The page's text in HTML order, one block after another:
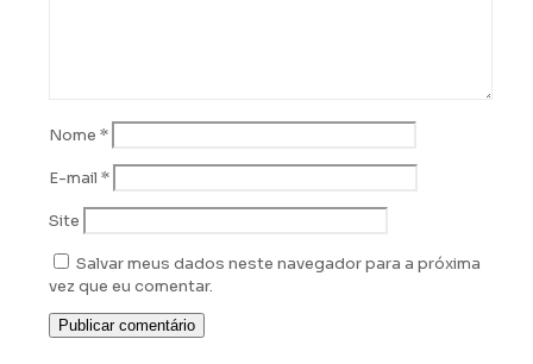
Nome *
E-mail *
Site
Salvar meus dados neste navegador para a próxima
vez que eu comentar.